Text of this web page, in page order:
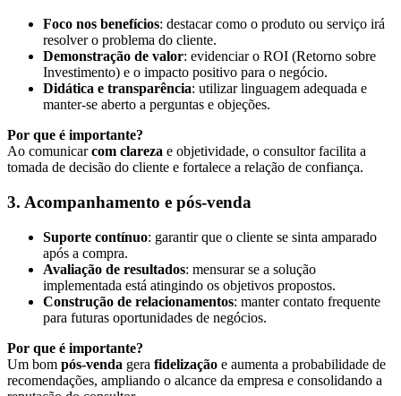
Foco nos benefícios: destacar como o produto ou serviço irá
resolver o problema do cliente.
Demonstração de valor: evidenciar o ROI (Retorno sobre
Investimento) e o impacto positivo para o negócio.
Didática e transparência: utilizar linguagem adequada e
manter-se aberto a perguntas e objeções.
Por que é importante?
Ao comunicarcom clareza e objetividade, o consultor facilita a
tomada de decisão do cliente e fortalece a relação de confiança.
3. Acompanhamento e pós-venda
Suporte contínuo: garantir que o cliente se sinta amparado
após a compra.
Avaliação de resultados: mensurar se a solução
implementada está atingindo os objetivos propostos.
Construção de relacionamentos: manter contato frequente
para futuras oportunidades de negócios.
Por que é importante?
Um bom pós-venda gera fidelização e aumenta a probabilidade de
recomendações, ampliando o alcance da empresa e consolidando a